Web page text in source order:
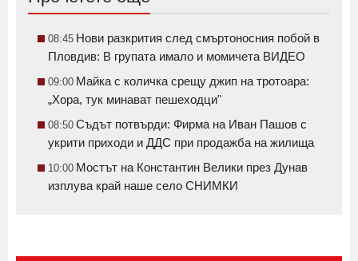
08:45 Нови разкрития след смъртоносния побой в
Пловдив: В групата имало и момичета ВИДЕО
09:00 Майка с количка срещу джип на тротоара:
„Хора, тук минават пешеходци"
08:50 Съдът потвърди: Фирма на Иван Пашов с
укрити приходи и ДДС при продажба на жилища
10:00 Мостът на Константин Велики през Дунав
изплува край наше село СНИМКИ